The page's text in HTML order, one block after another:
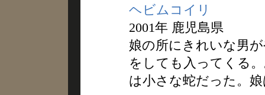
ヘビムコイリ
2001年 鹿児島県
娘の所にきれいな男
をしても入ってくる
は小さな蛇だった。